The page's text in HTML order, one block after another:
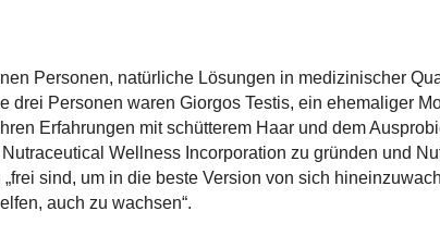
Personen, natürliche Lösungen in medizinischer
Personen waren Giorgos Testis, ein ehemaliger
Erfahrungen mit schütterem Haar und dem
Wellness Incorporation zu gründen und
sind, um in die beste Version von sich
auch zu wachsen“.